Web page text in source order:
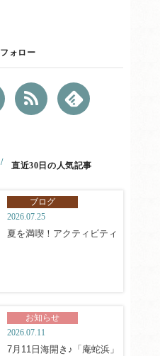
フォロー
直近30日の人気記事
ブログ
2026.07.25
夏を満喫！アクティビティ
お知らせ
2026.07.11
7月11日海開き♪「庵蛇浜」